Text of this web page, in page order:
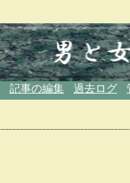
記事の編集 過去ログ